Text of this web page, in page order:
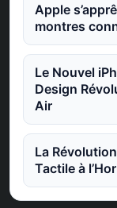
Apple
montres
Le Nouvel
Design
Air
La
Tactile à